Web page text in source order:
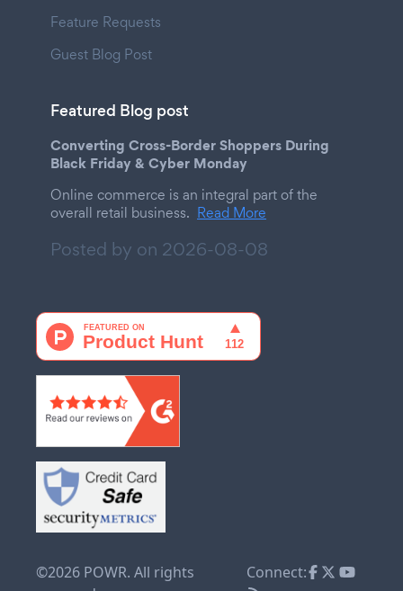
Feature Requests
Guest Blog Post
Featured Blog post
Converting Cross-Border Shoppers During
Black Friday & Cyber Monday
Online commerce is an integral part of the
overall retail business. Read More
Posted by on 2026-08-08
©2026 POWR. All rights
Connect: